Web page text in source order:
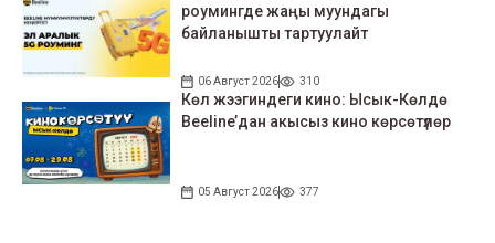
роумингде жаңы муундагы
байланышты тартуулайт
06 Август 2026 310
Көл жээгиндеги кино: Ысык-Көлдө
Beeline’дан акысыз кино көрсөтүлөр
05 Август 2026 377